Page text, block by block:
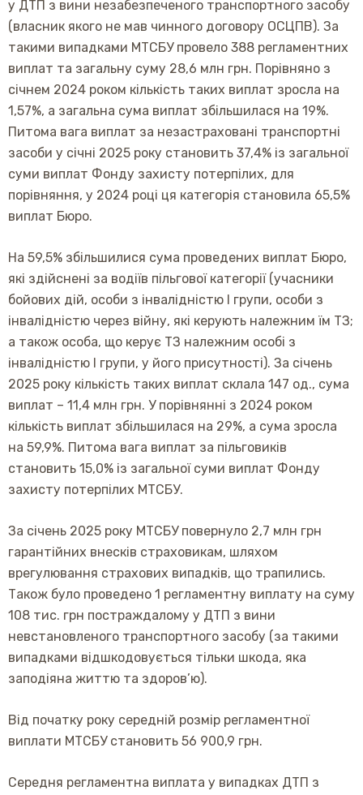
у ДТП з вини незабезпеченого транспортного засобу
(власник якого не мав чинного договору ОСЦПВ). За
такими випадками МТСБУ провело 388 регламентних
виплат та загальну суму 28,6 млн грн. Порівняно з
січнем 2024 роком кількість таких виплат зросла на
1,57%, а загальна сума виплат збільшилася на 19%.
Питома вага виплат за незастраховані транспортні
засоби у січні 2025 року становить 37,4% із загальної
суми виплат Фонду захисту потерпілих, для
порівняння, у 2024 році ця категорія становила 65,5%
виплат Бюро.
На 59,5% збільшилися сума проведених виплат Бюро,
які здійснені за водіїв пільгової категорії (учасники
бойових дій, особи з інвалідністю І групи, особи з
інвалідністю через війну, які керують належним їм ТЗ;
а також особа, що керує ТЗ належним особі з
інвалідністю І групи, у його присутності). За січень
2025 року кількість таких виплат склала 147 од., сума
виплат – 11,4 млн грн. У порівнянні з 2024 роком
кількість виплат збільшилася на 29%, а сума зросла
на 59,9%. Питома вага виплат за пільговиків
становить 15,0% із загальної суми виплат Фонду
захисту потерпілих МТСБУ.
За січень 2025 року МТСБУ повернуло 2,7 млн грн
гарантійних внесків страховикам, шляхом
врегулювання страхових випадків, що трапились.
Також було проведено 1 регламентну виплату на суму
108 тис. грн постраждалому у ДТП з вини
невстановленого транспортного засобу (за такими
випадками відшкодовується тільки шкода, яка
заподіяна життю та здоров’ю).
Від початку року середній розмір регламентної
виплати МТСБУ становить 56 900,9 грн.
Середня регламентна виплата у випадках ДТП з